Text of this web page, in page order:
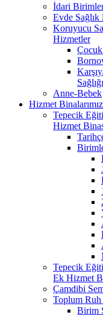
İdari
Evde
Koruyucu
Hizmetler
Anne-Bebek
Hizmet Binalarımız
Tepecik
Hizmet
Tepecik
Ek Hizmet
Çamdibi
Toplum Ruh
Birim